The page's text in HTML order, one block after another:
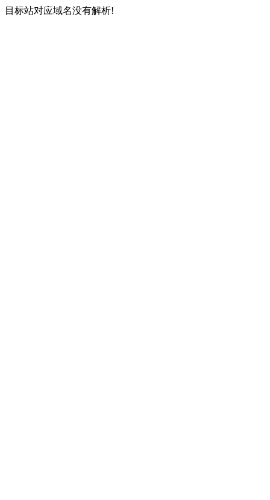
目标站对应域名没有解析!